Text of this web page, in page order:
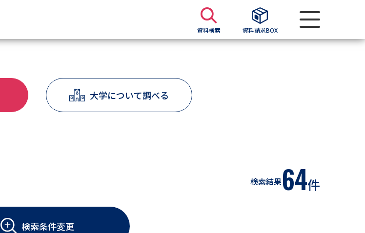
資料検索 資料請求BOX
大学・短大の資料種類から請求
専門学校の資料請求 大学院の資料請求
大学入学共通テスト「受験案内」の請求
大学について調べる
検索結果64件
検索条件変更